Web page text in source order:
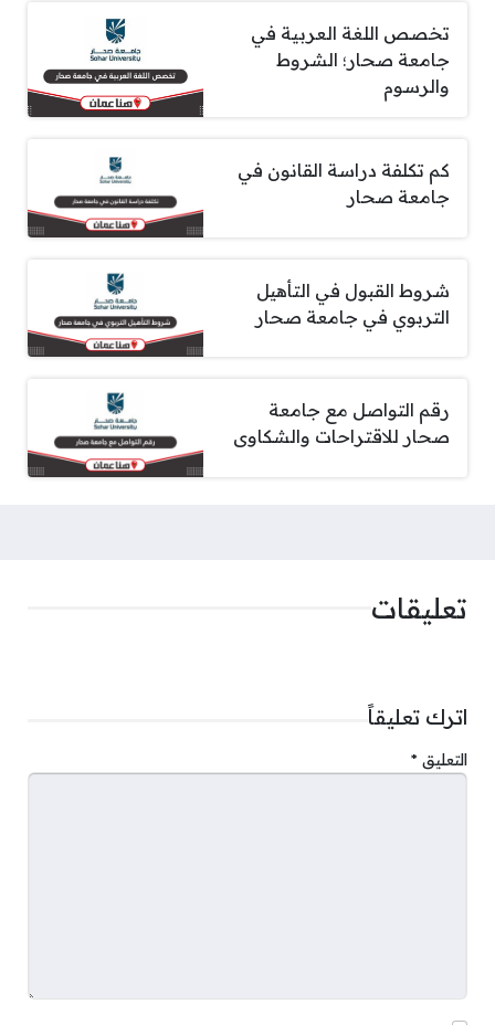
تخصص اللغة العربية في
جامعة صحار؛ الشروط
والرسوم
كم تكلفة دراسة القانون في
جامعة صحار
شروط القبول في التأهيل
التربوي في جامعة صحار
رقم التواصل مع جامعة
صحار للاقتراحات والشكاوى
تعليقات
اترك تعليقاً
التعليق *